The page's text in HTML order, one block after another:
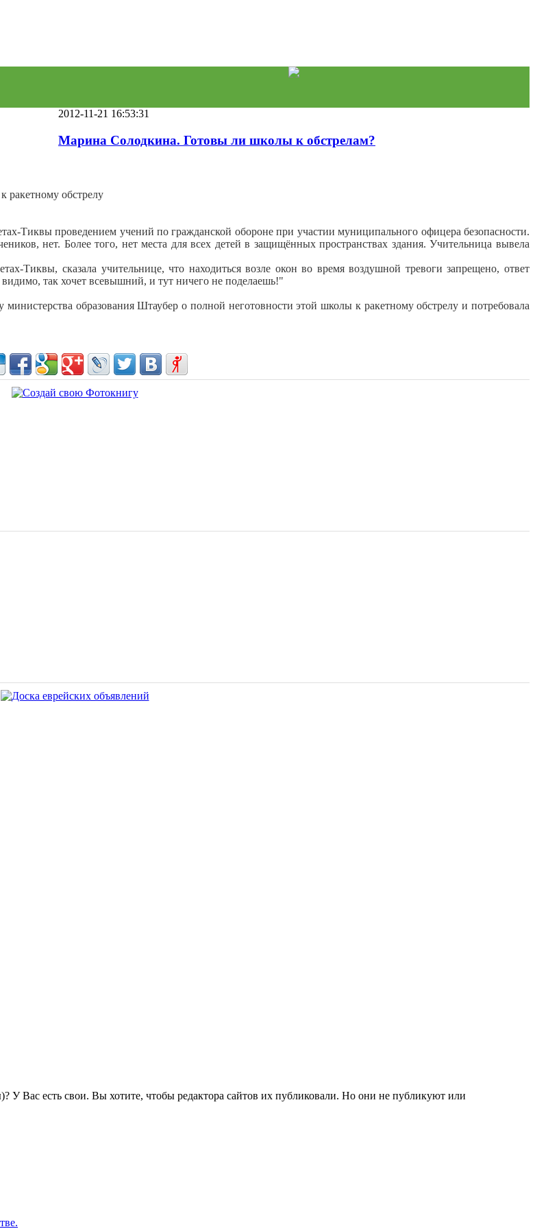
2012-11-21 16:53:31
Марина Солодкина. Готовы ли школы к обстрелам?
ракетному обстрелу
Тиквы проведением учений по гражданской обороне при участии муниципального офицера безопасности.
нет. Более того, нет места для всех детей в защищённых пространствах здания. Учительница вывела
Тиквы, сказала учительнице, что находиться возле окон во время воздушной тревоги запрещено, ответ
так хочет всевышний, и тут ничего не поделаешь!"
образования Штаубер о полной неготовности этой школы к ракетному обстрелу и потребовала
У Вас есть свои. Вы хотите, чтобы редактора сайтов их публиковали. Но они не публикуют или